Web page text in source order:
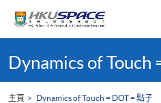
content
startDynamics of Touch
主頁 Dynamics of Touch = DOT = 點子